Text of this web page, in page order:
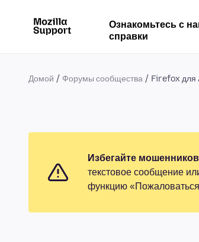
Ознакомьтесь с
справки
Домой Форумы сообщества Firefox для
Избегайте
текстовое сообщение
функцию